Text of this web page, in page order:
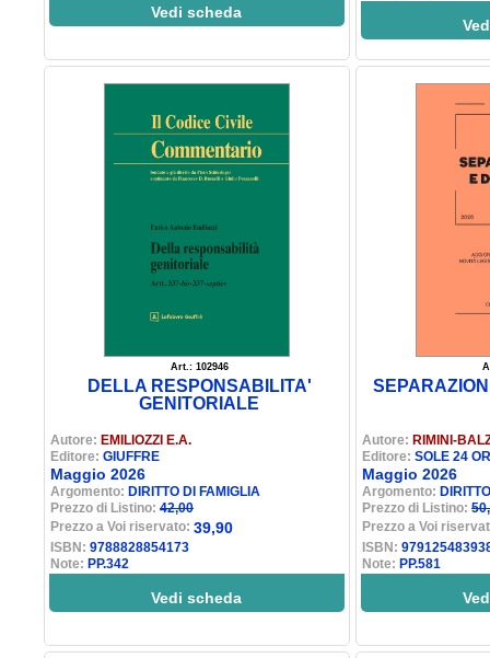
Vedi scheda
Art.: 102946
DELLA RESPONSABILITA'
GENITORIALE
Autore: EMILIOZZI E.A.
Editore: GIUFFRE
Maggio 2026
Argomento: DIRITTO DI FAMIGLIA
Prezzo di Listino: 42,00
Prezzo a Voi riservato: 39,90
ISBN: 9788828854173
Note: PP.342
Vedi scheda
Autore: RIMINI-
Editore: SOLE 24
Maggio 2026
Argomento:
Prezzo di Listino:
Prezzo a Voi
ISBN:
Note: PP.581